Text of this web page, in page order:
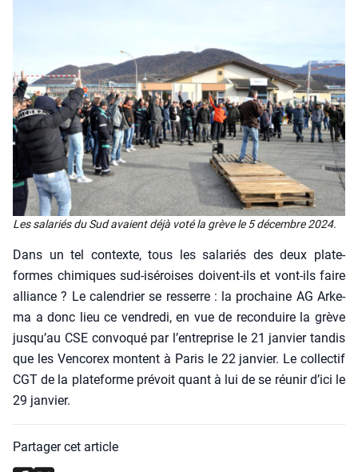
Les sala­riés du Sud avaient déjà voté la grève le 5 décembre 2024.
Dans un tel contexte, tous les sala­riés des deux pla­te­
formes chi­miques sud-isé­roises doivent-ils et vont-ils faire
alliance ? Le calen­drier se res­serre : la pro­chaine AG Arke­
ma a donc lieu ce ven­dre­di, en vue de recon­duire la grève
jusqu’au CSE convo­qué par l’entreprise le 21 jan­vier tan­dis
que les Ven­co­rex montent à Paris le 22 jan­vier. Le col­lec­tif
CGT de la pla­te­forme pré­voit quant à lui de se réunir d’ici le
29 jan­vier.
Partager cet article